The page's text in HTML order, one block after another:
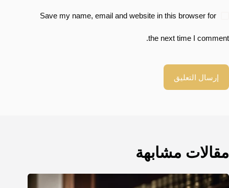
Save my name, email and website in this browser for
the next time I comment.
إرسال التعليق
مقالات مشابهة